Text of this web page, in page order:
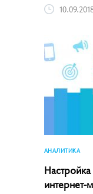
АНАЛИТИКА
интернет-